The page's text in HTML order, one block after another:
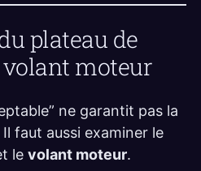
plateau de
moteur
ne garantit pas la
faut aussi examiner le
le volant moteur.